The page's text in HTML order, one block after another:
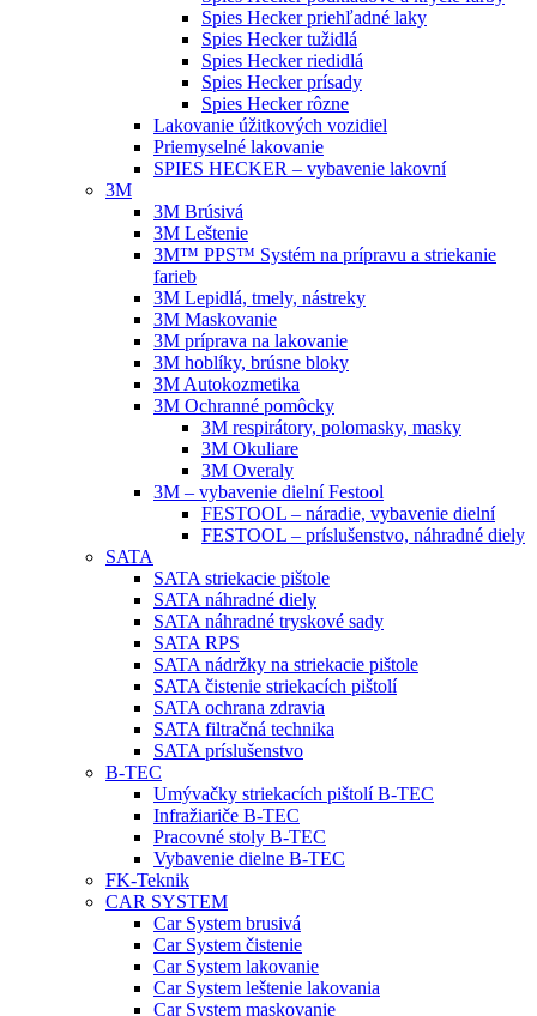
Spies Hecker priehľadné laky
Spies Hecker tužidlá
Spies Hecker riedidlá
Spies Hecker prísady
Spies Hecker rôzne
Lakovanie úžitkových vozidiel
Priemyselné lakovanie
SPIES HECKER – vybavenie lakovní
3M
3M Brúsivá
3M Leštenie
3M™ PPS™ Systém na prípravu a striekanie
farieb
3M Lepidlá, tmely, nástreky
3M Maskovanie
3M príprava na lakovanie
3M hoblíky, brúsne bloky
3M Autokozmetika
3M Ochranné pomôcky
3M respirátory, polomasky, masky
3M Okuliare
3M Overaly
3M – vybavenie dielní Festool
FESTOOL – náradie, vybavenie dielní
FESTOOL – príslušenstvo, náhradné diely
SATA
SATA striekacie pištole
SATA náhradné diely
SATA náhradné tryskové sady
SATA RPS
SATA nádržky na striekacie pištole
SATA čistenie striekacích pištolí
SATA ochrana zdravia
SATA filtračná technika
SATA príslušenstvo
B-TEC
Umývačky striekacích pištolí B-TEC
Infražiariče B-TEC
Pracovné stoly B-TEC
Vybavenie dielne B-TEC
FK-Teknik
CAR SYSTEM
Car System brusivá
Car System čistenie
Car System lakovanie
Car System leštenie lakovania
Car System maskovanie